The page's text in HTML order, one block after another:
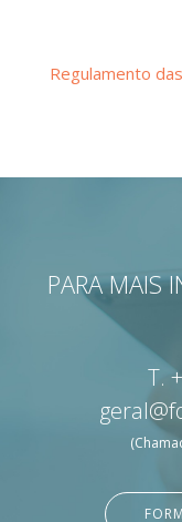
Regulamento
PARA MAIS
T.